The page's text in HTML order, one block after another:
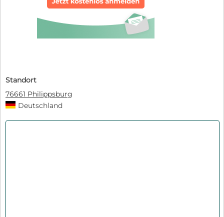
Standort
76661 Philippsburg
Deutschland